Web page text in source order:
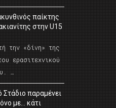
παίκτης
στην U15
την «δίνη» της
ερασιτεχνικού
…
Στάδιο παραμένει
με… κάτι